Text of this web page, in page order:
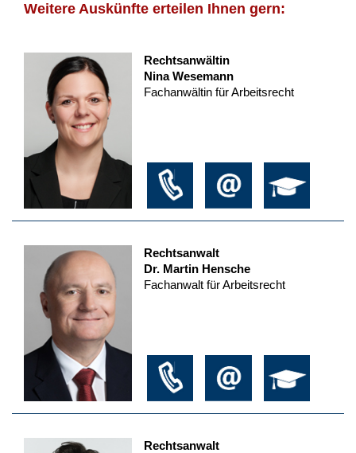
Weitere Auskünfte erteilen Ihnen gern:
Rechtsanwältin
Nina Wesemann
Fachanwältin für Arbeitsrecht
Rechtsanwalt
Dr. Martin Hensche
Fachanwalt für Arbeitsrecht
Rechtsanwalt